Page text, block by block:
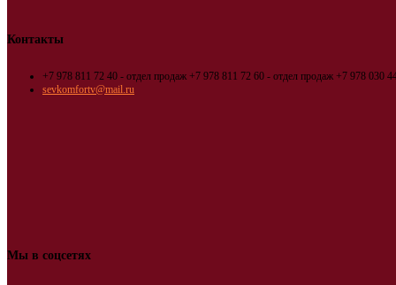
Контакты
+7 978 811 72 40 - отдел продаж +7 978 811 72 60 - отдел продаж +7 978 030
sevkomfortv@mail.ru
Мы в соцсетях